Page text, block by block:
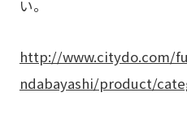
い。
http://www.citydo.com/
ndabayashi/product/